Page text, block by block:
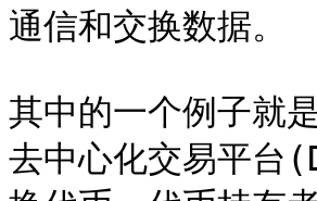
通信和交换数据。
其中的一个例子就
去中心化交易平台